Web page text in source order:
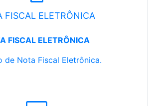
FISCAL ELETRÔNICA
FISCAL ELETRÔNICA
de Nota Fiscal Eletrônica.